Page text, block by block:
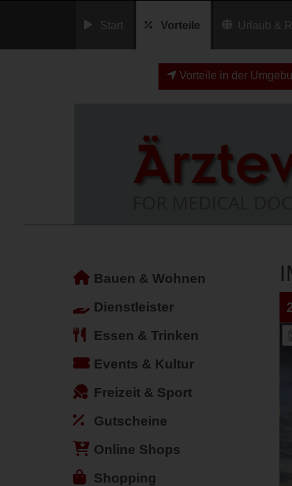
Start Vorteile Urlaub &
Vorteile in der
Bauen & Wohnen
Dienstleister
Essen & Trinken
Events & Kultur
Freizeit & Sport
Gutscheine
Online Shops
Shopping